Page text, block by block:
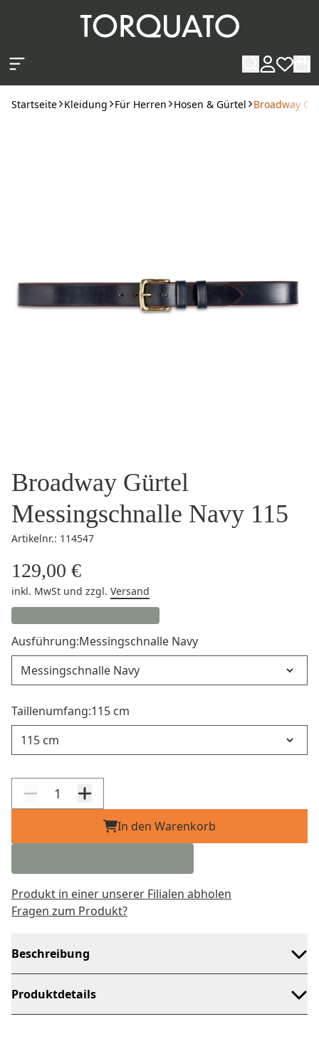
Startseite Kleidung Für Herren Hosen & Gürtel Broadway
Broadway Gürtel
Messingschnalle Navy 115
Artikelnr.: 114547
129,00 €
inkl. MwSt und zzgl. Versand
Ausführung:Messingschnalle Navy
Taillenumfang:115 cm
In den Warenkorb
Produkt in einer unserer Filialen abholen
Fragen zum Produkt?
Beschreibung
Produktdetails